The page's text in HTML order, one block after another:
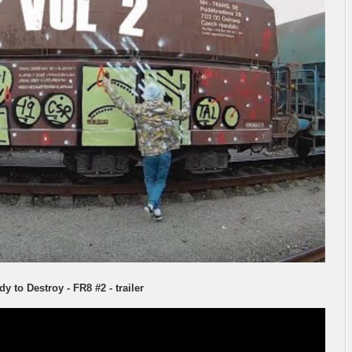
to Destroy - FR8 #2 - trailer